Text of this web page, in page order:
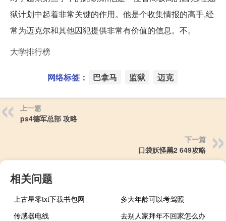
狱计划中起着非常关键的作用。他是个收集情报的高手,经
常为迈克尔和其他囚犯提供非常有价值的信息。不。
大学排行榜
网络标签： 巴拿马 监狱 迈克
上一篇
ps4德军总部 攻略
下一篇
口袋妖怪黑2 649攻略
相关问题
上古星零txt下载书包网
多大年龄可以考驾照
传感器电线
去别人家拜年不回家怎么办